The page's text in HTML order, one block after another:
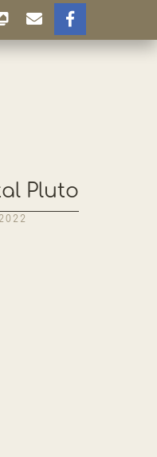
Pluto